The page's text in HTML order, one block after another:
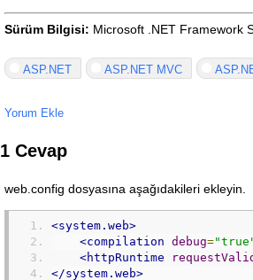
Sürüm Bilgisi: Microsoft .NET Framework
ASP.NET ASP.NET MVC
Yorum Ekle
1 Cevap
web.config dosyasına aşağıdakileri ekleyin.
<system.web>
<compilation debug=
<httpRuntime
</system.web>